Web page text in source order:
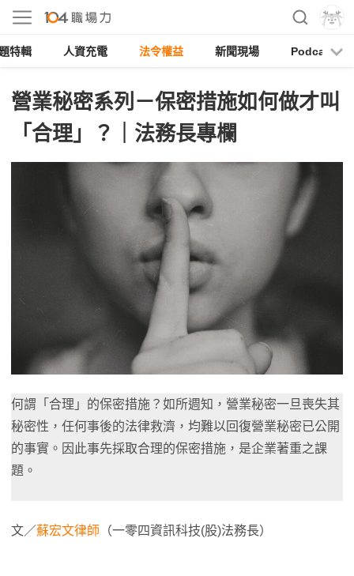
特輯 人資充電 法令權益 新聞現場 Podcast
營業秘密系列－保密措施如何做才叫
「合理」？｜法務長專欄
何謂「合理」的保密措施？如所週知，營業秘密一旦喪失其
秘密性，任何事後的法律救濟，均難以回復營業秘密已公開
的事實。因此事先採取合理的保密措施，是企業著重之課
題。
文／蘇宏文律師 （一零四資訊科技(股)法務長）